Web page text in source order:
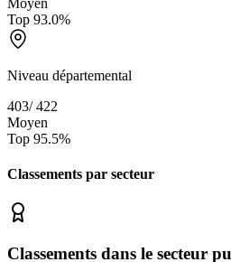
Top 93.0%
Niveau départemental
403/422
Moyen
Top 95.5%
Classements par secteur
Classements dans le secteur